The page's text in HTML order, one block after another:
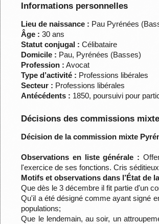
Informations personnelles
Lieu de naissance : Pau Pyrénées
Âge : 30 ans
Statut conjugal : Célibataire
Domicile : Pau, Pyrénées (Basses)
Profession : Avocat
Type d’activité : Professions libérales
Secteur : Professions libérales
Antécédents : 1850, poursuivi pour
Décisions des commissions
Décision de la commission mixte
Observations en liste générale :
l'exercice de ses fonctions. Cris
Motifs et observations dans l’État de
Que dès le 3 décembre il fit partie d'un
Qu'il a été désigné comme ayant signé
populations;
Que le lendemain, au soir, un